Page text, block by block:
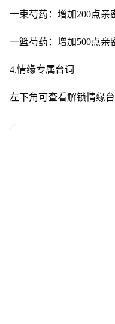
一束芍药：增加200点亲
一篮芍药：增加500点亲
4.情缘专属台词
左下角可查看解锁情缘